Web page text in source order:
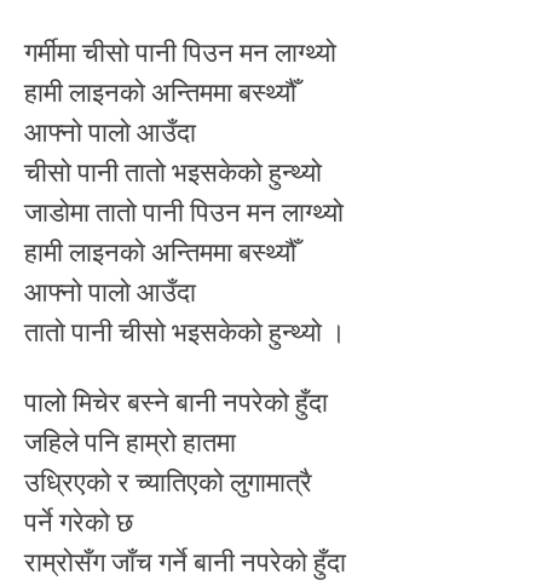
गर्मीमा चीसो पानी पिउन मन लाग्थ्यो
हामी लाइनको अन्तिममा बस्थ्यौँ
आफ्नो पालो आउँदा
चीसो पानी तातो भइसकेको हुन्थ्यो
जाडोमा तातो पानी पिउन मन लाग्थ्यो
हामी लाइनको अन्तिममा बस्थ्यौँ
आफ्नो पालो आउँदा
तातो पानी चीसो भइसकेको हुन्थ्यो ।
पालो मिचेर बस्ने बानी नपरेको हुँदा
जहिले पनि हाम्रो हातमा
उध्रिएको र च्यातिएको लुगामात्रै
पर्ने गरेको छ
राम्रोसँग जाँच गर्ने बानी नपरेको हुँदा